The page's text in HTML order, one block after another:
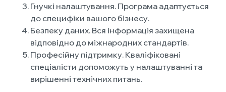
Гнучкі налаштування. Програма адаптується
до специфіки вашого бізнесу.
Безпеку даних. Вся інформація захищена
відповідно до міжнародних стандартів.
Професійну підтримку. Кваліфіковані
спеціалісти допоможуть у налаштуванні та
вирішенні технічних питань.